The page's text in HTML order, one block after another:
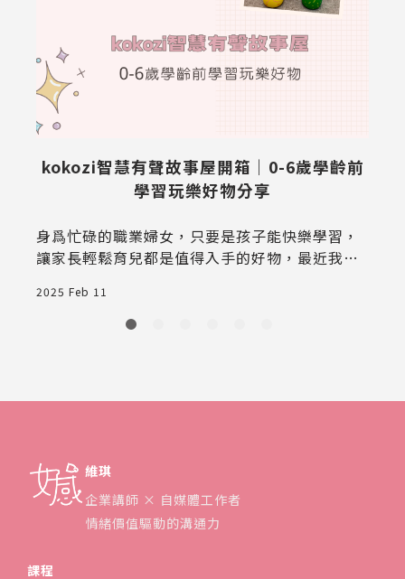
kokozi智慧有聲故事屋開箱｜0-6歲學齡前
學習玩樂好物分享
身爲忙碌的職業婦女，只要是孩子能快樂學習，
讓家長輕鬆育兒都是值得入手的好物，最近我入
（kokozihouse）」，今天就來分享我的開箱體
驗與真實使用心得，看看這款育兒故事機推薦給0
2025 Feb 11
維琪
企業講師 × 自媒體工作者
情緒價值驅動的溝通力
課程